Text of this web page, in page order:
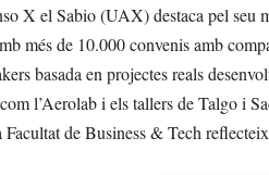
X el Sabio (UAX) destaca pel seu
més de 10.000 convenis amb
basada en projectes reals
l’Aerolab i els tallers de Talgo i
de Business & Tech